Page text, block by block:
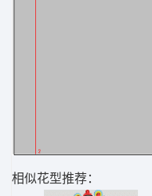
相似花型推荐：